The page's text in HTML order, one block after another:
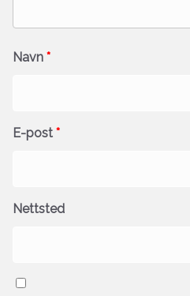
Navn *
E-post *
Nettsted